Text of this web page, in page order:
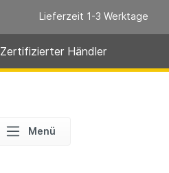
Lieferzeit 1-3 Werktage
Zertifizierter Händler
Menü